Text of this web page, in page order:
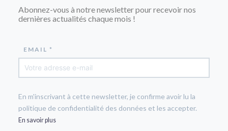
Abonnez-vous à notre newsletter pour recevoir nos
dernières actualités chaque mois !
EMAIL *
En m'inscrivant à cette newsletter, je confirme avoir lu la
politique de confidentialité des données et les accepter.
En savoir plus